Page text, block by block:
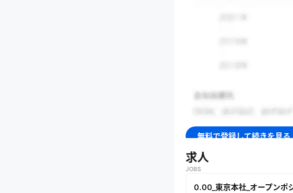
無料で登録して続きを見る
求人
JOBS
0.00_東京本社_オープンポ